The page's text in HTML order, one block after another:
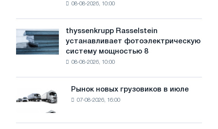
предупреждает:
воды
угрожает
08-08-2026, 10:00
thyssenkrupp
Rasselstein
устанавливает
фотоэлектрическую
thyssenkrupp Rasselstein
устанавливает фотоэлектрическую
систему мощностью 8
08-08-2026, 10:00
Рынок
новых
грузовиков
в
Рынок новых грузовиков в июле
07-08-2026, 16:00